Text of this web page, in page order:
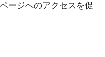
ージへのアクセスを促